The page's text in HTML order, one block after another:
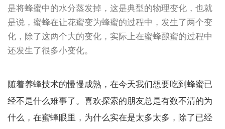
是将蜂蜜中的水分蒸发掉，这是典型的物理变化，也就
是说，蜜蜂在让花蜜变为蜂蜜的过程中，发生了两个变
化，除了这两个大的变化，实际上在蜜蜂酿蜜的过程中
还发生了很多小变化。
随着养蜂技术的慢慢成熟，在今天我们想要吃到蜂蜜已
经不是什么难事了。喜欢探索的朋友总是有数不清的为
什么，在蜜蜂眼里，为什么实在是太多太多，除了已经